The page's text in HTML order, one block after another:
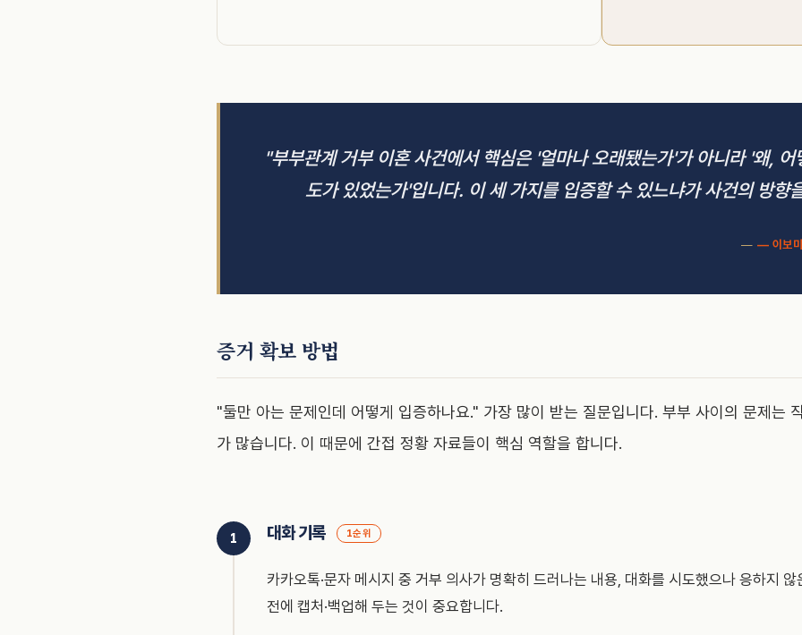
"부부관계 거부 이혼 사건에서 핵심은 '얼마나 오래됐는가'가 아니라 '왜,
도가 있었는가'입니다. 이 세 가지를 입증할 수 있느냐가 사건의 방향
— 이보미
증거 확보 방법
"둘만 아는 문제인데 어떻게 입증하나요." 가장 많이 받는 질문입니다. 부부 사이의 문제는
가 많습니다. 이 때문에 간접 정황 자료들이 핵심 역할을 합니다.
대화 기록 1순위
카카오톡·문자 메시지 중 거부 의사가 명확히 드러나는 내용, 대화를 시도했으나 응하지 않
전에 캡처·백업해 두는 것이 중요합니다.